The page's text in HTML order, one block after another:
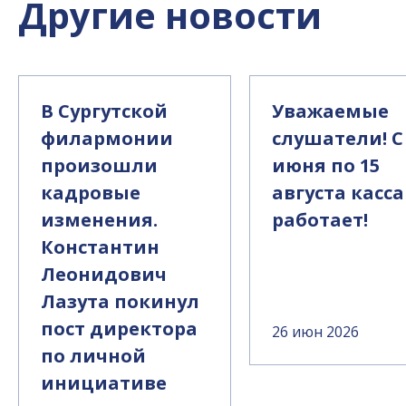
Другие новости
В Сургутской
филармонии
произошли
кадровые
изменения.
Константин
Леонидович
Лазута покинул
пост директора
по личной
инициативе
Уважаемые
слушатели! С
июня по 15
августа
работает!
26 июн 2026